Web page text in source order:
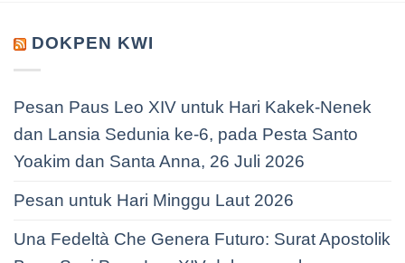
DOKPEN KWI
Pesan Paus Leo XIV untuk Hari Kakek-Nenek
dan Lansia Sedunia ke-6, pada Pesta Santo
Yoakim dan Santa Anna, 26 Juli 2026
Pesan untuk Hari Minggu Laut 2026
Una Fedeltà Che Genera Futuro: Surat Apostolik